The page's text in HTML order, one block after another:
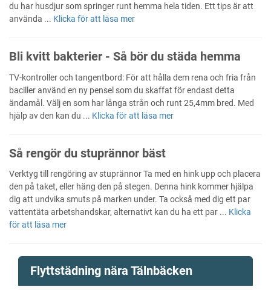
du har husdjur som springer runt hemma hela tiden. Ett tips är att
använda ... Klicka för att läsa mer
Bli kvitt bakterier - Så bör du städa hemma
TV-kontroller och tangentbord: För att hålla dem rena och fria från
baciller använd en ny pensel som du skaffat för endast detta
ändamål. Välj en som har långa strån och runt 25,4mm bred. Med
hjälp av den kan du ... Klicka för att läsa mer
Så rengör du stuprännor bäst
Verktyg till rengöring av stuprännor Ta med en hink upp och placera
den på taket, eller häng den på stegen. Denna hink kommer hjälpa
dig att undvika smuts på marken under. Ta också med dig ett par
vattentäta arbetshandskar, alternativt kan du ha ett par ... Klicka
för att läsa mer
Flyttstädning nära Tälnbäcken